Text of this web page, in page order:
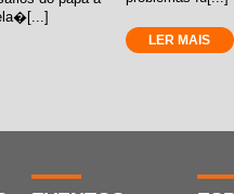
LER MAIS